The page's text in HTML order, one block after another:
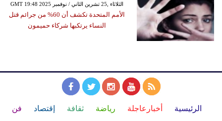
GMT 19:48 2025 الثلاثاء ,25 تشرين الثاني / نوفمبر
الأمم المتحدة تكشف أن 60% من جرائم قتل
النساء يرتكبها شركاء حميمون
الرئيسية أخبارعاجلة رياضة ثقافة إقتصاد فن